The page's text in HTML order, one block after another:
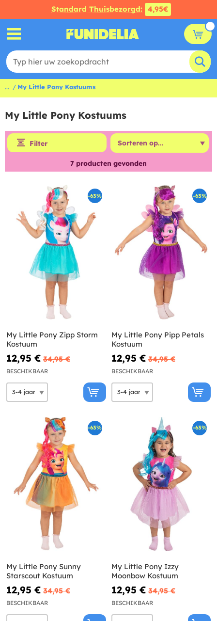
Standard Thuisbezorgd: 4,95€
... My Little Pony Kostuums
My Little Pony Kostuums
Filter
7 producten gevonden
-63%
My Little Pony Zipp Storm
Kostuum
12,95 € 34,95 €
BESCHIKBAAR
-63%
My Little Pony Pipp Petals
Kostuum
12,95 € 34,95 €
BESCHIKBAAR
-63%
My Little Pony Sunny
Starscout Kostuum
12,95 € 34,95 €
BESCHIKBAAR
-63%
My Little Pony Izzy
Moonbow Kostuum
12,95 € 34,95 €
BESCHIKBAAR